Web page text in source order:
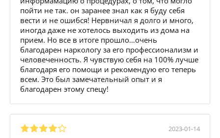
пойти не так. он заранее знал как я буду себя
вести и не ошибся! Нервничал я долго и много,
иногда даже не хотелось выходить из дома на
прием. Но все в итоге прошло…очень
благодарен наркологу за его профессионализм и
человеченность. Я чувствую себя на 100% лучше
благодаря его помощи и рекомендую его теперь
всем. Это был замечательный опыт и я
благодарен этому спецу!
2023-01-14